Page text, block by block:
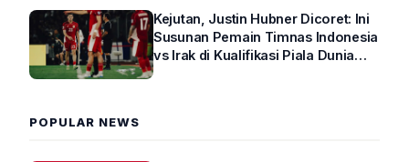
Kejutan, Justin Hubner Dicoret: Ini
Susunan Pemain Timnas Indonesia
vs Irak di Kualifikasi Piala Dunia
POPULAR NEWS